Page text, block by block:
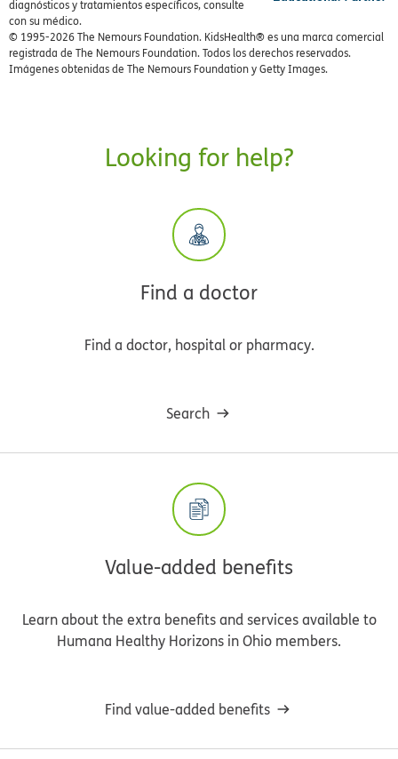
diagnósticos y tratamientos específicos, consulte
con su médico.
© 1995-2026 The Nemours Foundation. KidsHealth® es una marca comercial
registrada de The Nemours Foundation. Todos los derechos reservados.
Imágenes obtenidas de The Nemours Foundation y Getty Images.
Looking for help?
Find a doctor
Find a doctor, hospital or pharmacy.
Search
Value-added benefits
Learn about the extra benefits and services available to
Humana Healthy Horizons in Ohio members.
Find value-added benefits